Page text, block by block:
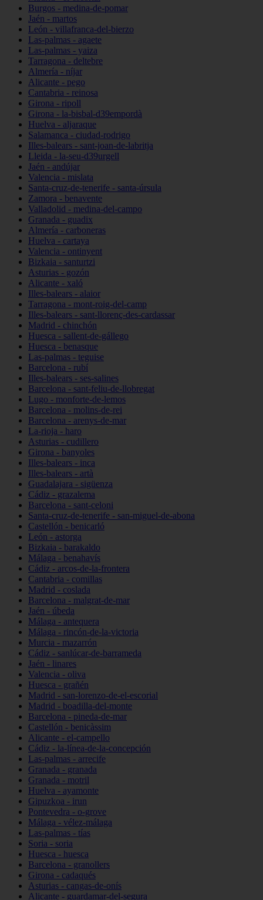
Burgos - medina-de-pomar
Jaén - martos
León - villafranca-del-bierzo
Las-palmas - agaete
Las-palmas - yaiza
Tarragona - deltebre
Almería - níjar
Alicante - pego
Cantabria - reinosa
Girona - ripoll
Girona - la-bisbal-d39empordà
Huelva - aljaraque
Salamanca - ciudad-rodrigo
Illes-balears - sant-joan-de-labritja
Lleida - la-seu-d39urgell
Jaén - andújar
Valencia - mislata
Santa-cruz-de-tenerife - santa-úrsula
Zamora - benavente
Valladolid - medina-del-campo
Granada - guadix
Almería - carboneras
Huelva - cartaya
Valencia - ontinyent
Bizkaia - santurtzi
Asturias - gozón
Alicante - xaló
Illes-balears - alaior
Tarragona - mont-roig-del-camp
Illes-balears - sant-llorenç-des-cardassar
Madrid - chinchón
Huesca - sallent-de-gállego
Huesca - benasque
Las-palmas - teguise
Barcelona - rubí
Illes-balears - ses-salines
Barcelona - sant-feliu-de-llobregat
Lugo - monforte-de-lemos
Barcelona - molins-de-rei
Barcelona - arenys-de-mar
La-rioja - haro
Asturias - cudillero
Girona - banyoles
Illes-balears - inca
Illes-balears - artà
Guadalajara - sigüenza
Cádiz - grazalema
Barcelona - sant-celoni
Santa-cruz-de-tenerife - san-miguel-de-abona
Castellón - benicarló
León - astorga
Bizkaia - barakaldo
Málaga - benahavís
Cádiz - arcos-de-la-frontera
Cantabria - comillas
Madrid - coslada
Barcelona - malgrat-de-mar
Jaén - úbeda
Málaga - antequera
Málaga - rincón-de-la-victoria
Murcia - mazarrón
Cádiz - sanlúcar-de-barrameda
Jaén - linares
Valencia - oliva
Huesca - grañén
Madrid - san-lorenzo-de-el-escorial
Madrid - boadilla-del-monte
Barcelona - pineda-de-mar
Castellón - benicàssim
Alicante - el-campello
Cádiz - la-línea-de-la-concepción
Las-palmas - arrecife
Granada - granada
Granada - motril
Huelva - ayamonte
Gipuzkoa - irun
Pontevedra - o-grove
Málaga - vélez-málaga
Las-palmas - tías
Soria - soria
Huesca - huesca
Barcelona - granollers
Girona - cadaqués
Asturias - cangas-de-onís
Alicante - guardamar-del-segura